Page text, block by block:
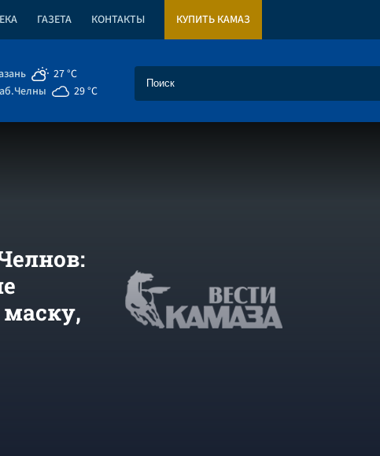
ГАЗЕТА КОНТАКТЫ КУПИТЬ КАМАЗ
27 °C
29 °C